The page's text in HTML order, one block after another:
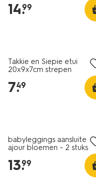
14.
99
Takkie en Siepie etui
20x9x7cm strepen
7.
49
babyleggings aansluitend
ajour bloemen - 2 stuks
13.
99